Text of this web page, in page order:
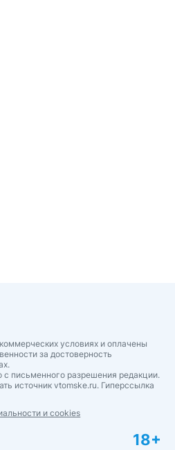
условиях и оплачены
за достоверность
с письменного разрешения редакции.
источник vtomske.ru. Гиперссылка
и cookies
18+